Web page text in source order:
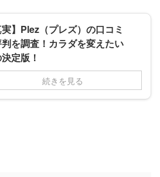
実】Plez（プレズ）の口コミ
を調査！カラダを変えたい
定版！
続きを見る